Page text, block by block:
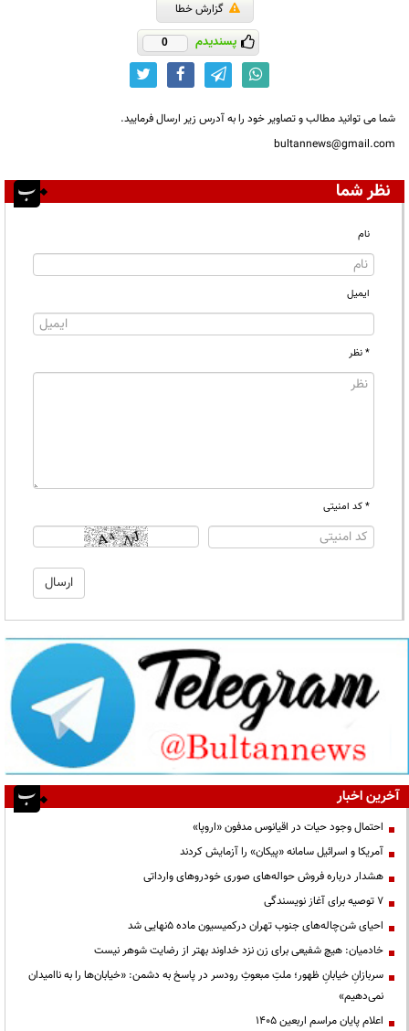
گزارش خطا
پسندیدم 0
شما می توانید مطالب و تصاویر خود را به آدرس زیر ارسال فرمایید.
bultannews@gmail.com
نظر شما
نام
ایمیل
* نظر
* کد امنیتی
آخرین اخبار
احتمال وجود حیات در اقیانوس مدفون «اروپا»
آمریکا و اسرائیل سامانه «پیکان» را آزمایش کردند
هشدار درباره فروش حواله‌های صوری خودروهای وارداتی
۷ توصیه برای آغاز نویسندگی
احیای شن‌چاله‌های جنوب تهران درکمیسیون ماده ۵نهایی شد
خادمیان: هیچ شفیعی برای زن نزد خداوند بهتر از رضایت شوهر نیست
سربازانِ خیابانِ ظهور؛ ملتِ مبعوثِ رودسر در پاسخ به دشمن: «خیابان‌ها را به ناامیدان
نمی‌دهیم»
اعلام پایان مراسم اربعین ۱۴۰۵